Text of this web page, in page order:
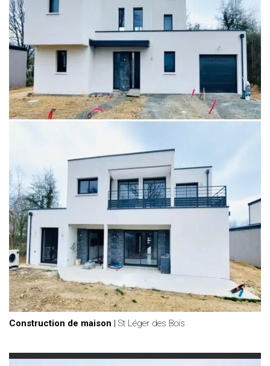
Construction de maison | St Léger des Bois